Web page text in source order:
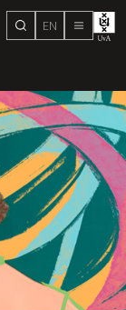
search
EN menu